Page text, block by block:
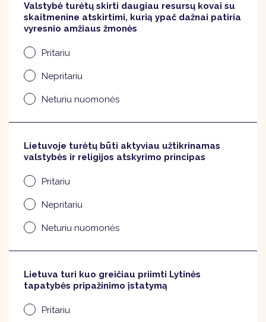
Valstybė turėtų skirti daugiau resursų kovai su
skaitmenine atskirtimi, kurią ypač dažnai patiria
vyresnio amžiaus žmonės
Pritariu
Nepritariu
Neturiu nuomonės
Lietuvoje turėtų būti aktyviau užtikrinamas
valstybės ir religijos atskyrimo principas
Pritariu
Nepritariu
Neturiu nuomonės
Lietuva turi kuo greičiau priimti Lytinės
tapatybės pripažinimo įstatymą
Pritariu